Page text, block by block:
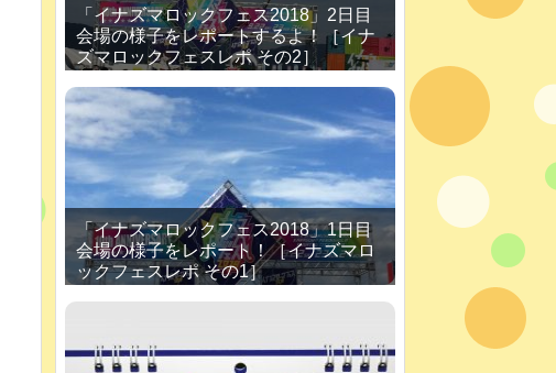
「イナズマロックフェス2018」2日目
会場の様子をレポートするよ！［イナ
ズマロックフェスレポ その2］
「イナズマロックフェス2018」1日目
会場の様子をレポート！［イナズマロ
ックフェスレポ その1］